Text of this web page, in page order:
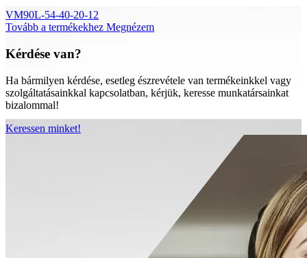
VM90L-54-40-20-12
Tovább a termékekhez Megnézem
Kérdése van?
Ha bármilyen kérdése, esetleg észrevétele van termékeinkkel vagy
szolgáltatásainkkal kapcsolatban, kérjük, keresse munkatársainkat
bizalommal!
Keressen minket!